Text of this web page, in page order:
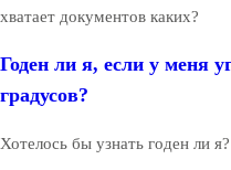
хватает документов каких?
Годен ли я, если у меня
градусов?
Хотелось бы узнать годен ли я?